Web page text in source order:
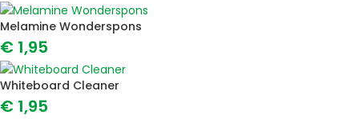
Melamine Wonderspons
€ 1,95
Whiteboard Cleaner
€ 1,95